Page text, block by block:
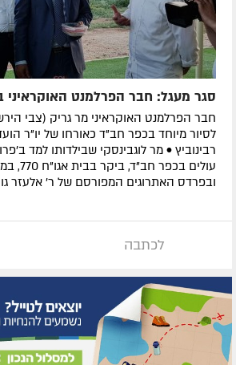
סגר מעגל: חבר הפרלמנט
חבר הפרלמנט האוקראיני מר גריק (צבי
לסיור מיוחד בכפר חב"ד כאורחו של יו"ר
רבינוביץ • מר לוגבינסקי שבילדותו למד
עולים
ובפרדס האתרוגים המפורסם של ר' אלעזר
לכתבה